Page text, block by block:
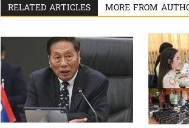
RELATED ARTICLES MORE FROM